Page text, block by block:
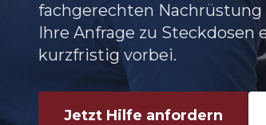
fachgerechten Nachrüstung
Ihre Anfrage zu
kurzfristig vorbei.
Jetzt Hilfe anfordern